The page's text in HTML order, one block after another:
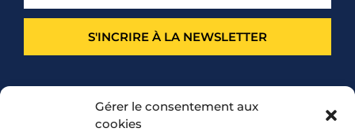
Gérer le consentement aux
cookies
S'INCRIRE À LA NEWSLETTER